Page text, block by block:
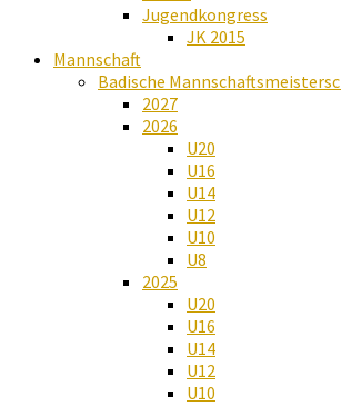
Jugendkongress
JK 2015
Mannschaft
Badische
2027
2026
U20
U16
U14
U12
U10
U8
2025
U20
U16
U14
U12
U10